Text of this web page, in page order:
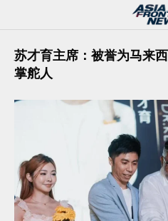
苏才育主席：被誉为马来
掌舵人